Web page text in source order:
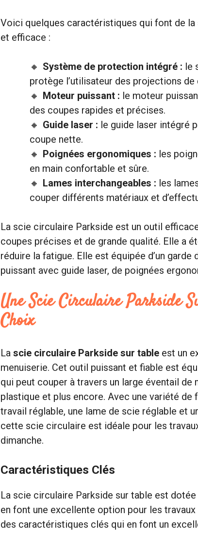
Voici quelques caractéristiques qui font de
et efficace :
Système de protection intégré : le
protège l’utilisateur des projections
Moteur puissant : le moteur
des coupes rapides et précises.
Guide laser : le guide laser intégré
coupe nette.
Poignées ergonomiques : les
en main confortable et sûre.
Lames interchangeables : les
couper différents matériaux et
La scie circulaire Parkside est un outil
coupes précises et de grande qualité. Elle a
réduire la fatigue. Elle est équipée d’un garde
puissant avec guide laser, de poignées
Une Scie Circulaire Parkside
Choix
La scie circulaire Parkside sur table est un
menuiserie. Cet outil puissant et fiable est
qui peut couper à travers un large éventail
plastique et plus encore. Avec une variété
travail réglable, une lame de scie réglable et
cette scie circulaire est idéale pour les
dimanche.
Caractéristiques Clés
La scie circulaire Parkside sur table est
en font une excellente option pour les
des caractéristiques clés qui en font un